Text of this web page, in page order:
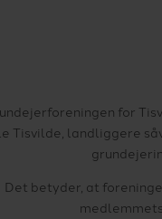
for
Tisvilde, landliggere
Det betyder, at